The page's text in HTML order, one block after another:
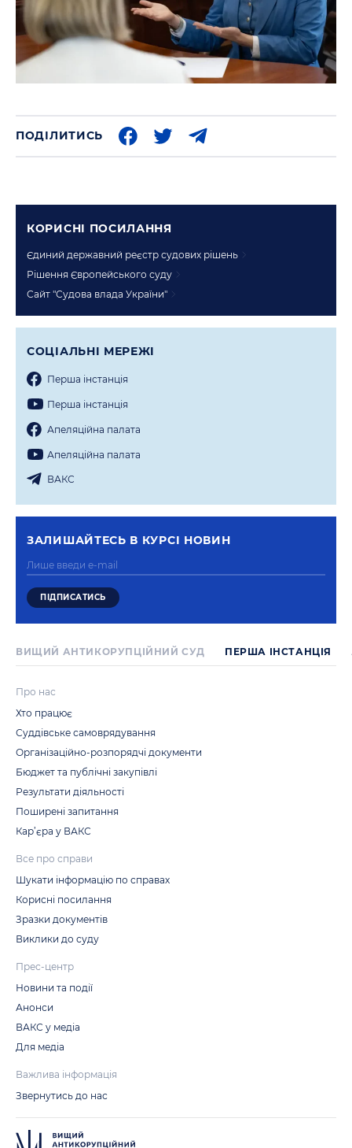
ПОДІЛИТИСЬ
КОРИСНI ПОСИЛАННЯ
Єдиний державний реєстр судових рішень
Рішення Європейського суду
Сайт "Судова влада України"
СОЦIАЛЬНI МЕРЕЖI
Перша iнстанцiя
Перша iнстанцiя
Апеляцiйна палата
Апеляцiйна палата
ВАКС
ЗАЛИШАЙТЕСЬ В КУРСI НОВИН
ВИЩИЙ АНТИКОРУПЦІЙНИЙ СУД ПЕРША IНСТАНЦIЯ
Про нас
Хто працює
Суддівське самоврядування
Організаційно-розпорядчі документи
Бюджет та публічні закупівлі
Результати діяльності
Поширені запитання
Кар’єра у ВАКС
Все про справи
Шукати інформацію по справах
Корисні посилання
Зразки документів
Виклики до суду
Прес-центр
Новини та події
Анонси
ВАКС у медіа
Для медіа
Важлива інформація
Звернутись до нас